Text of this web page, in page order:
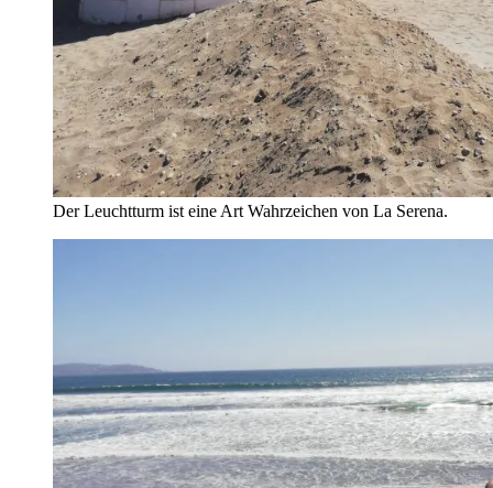
Der Leuchtturm ist eine Art Wahrzeichen von La Serena.